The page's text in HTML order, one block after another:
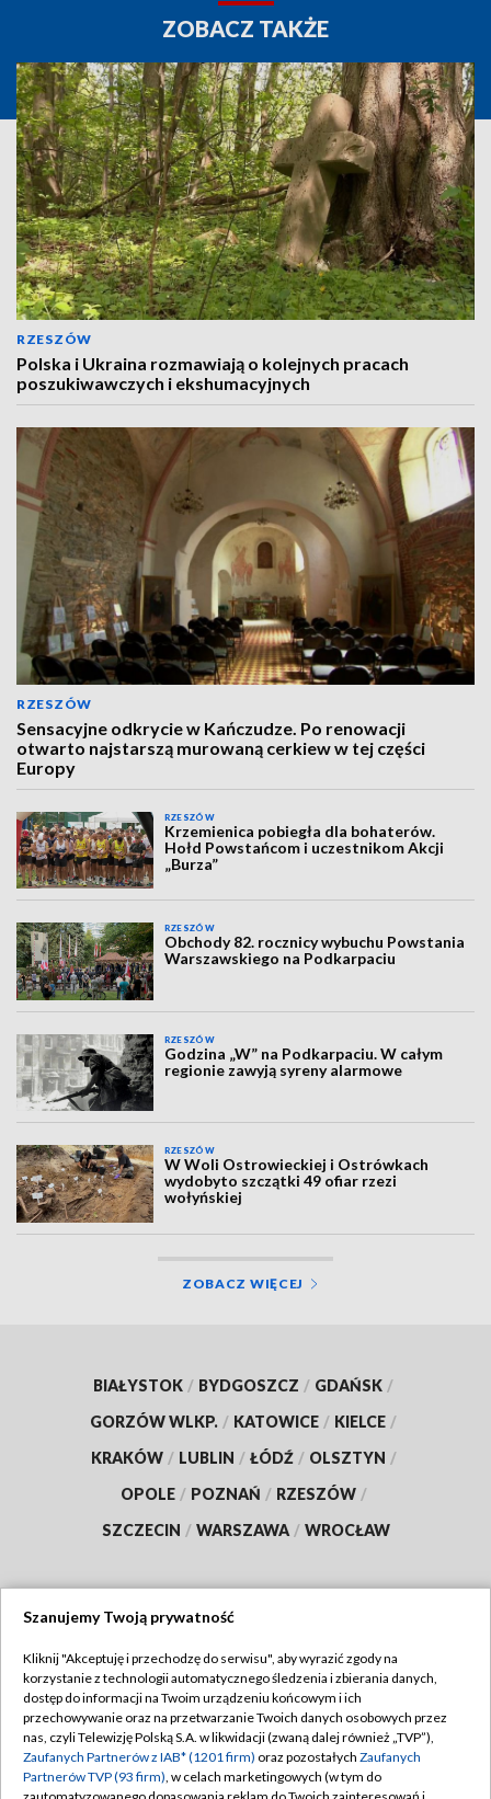
ZOBACZ TAKŻE
RZESZÓW
Polska i Ukraina rozmawiają o kolejnych pracach
poszukiwawczych i ekshumacyjnych
RZESZÓW
Sensacyjne odkrycie w Kańczudze. Po renowacji
otwarto najstarszą murowaną cerkiew w tej części
Europy
RZESZÓW
Krzemienica pobiegła dla bohaterów.
Hołd Powstańcom i uczestnikom Akcji
„Burza”
RZESZÓW
Obchody 82. rocznicy wybuchu Powstania
Warszawskiego na Podkarpaciu
RZESZÓW
Godzina „W” na Podkarpaciu. W całym
regionie zawyją syreny alarmowe
RZESZÓW
W Woli Ostrowieckiej i Ostrówkach
wydobyto szczątki 49 ofiar rzezi
wołyńskiej
ZOBACZ WIĘCEJ
BIAŁYSTOK / BYDGOSZCZ / GDAŃSK /
GORZÓW WLKP. / KATOWICE / KIELCE /
KRAKÓW / LUBLIN / ŁÓDŹ / OLSZTYN /
OPOLE / POZNAŃ / RZESZÓW /
SZCZECIN / WARSZAWA / WROCŁAW
TVP
Abonament TVP
Emisja w TVP
Centrum informacji TVP
Regulamin TVP
Polityka prywatności
Moje zgody
Szanujemy Twoją prywatność
Kliknij "Akceptuję i przechodzę do serwisu", aby wyrazić zgody na
korzystanie z technologii automatycznego śledzenia i zbierania danych,
dostęp do informacji na Twoim urządzeniu końcowym i ich
przechowywanie oraz na przetwarzanie Twoich danych osobowych przez
nas, czyli Telewizję Polską S.A. w likwidacji (zwaną dalej również „TVP”),
Zaufanych Partnerów z IAB* (1201 firm) oraz pozostałych Zaufanych
Partnerów TVP (93 firm), w celach marketingowych (w tym do